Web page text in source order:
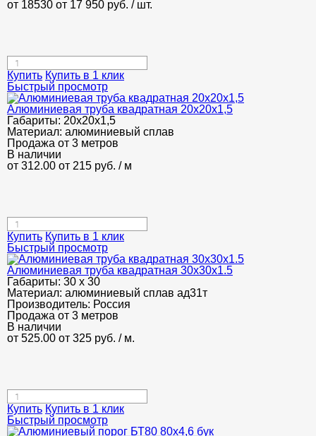
от 18530 от 17 950 руб. / шт.
Купить Купить в 1 клик
Быстрый просмотр
Алюминиевая труба квадратная 20х20х1,5
Габариты: 20х20х1,5
Материал: алюминиевый сплав
Продажа от 3 метров
В наличии
от 312.00 от 215 руб. / м
Купить Купить в 1 клик
Быстрый просмотр
Алюминиевая труба квадратная 30х30х1.5
Габариты: 30 х 30
Материал: алюминиевый сплав ад31т
Производитель: Россия
Продажа от 3 метров
В наличии
от 525.00 от 325 руб. / м.
Купить Купить в 1 клик
Быстрый просмотр